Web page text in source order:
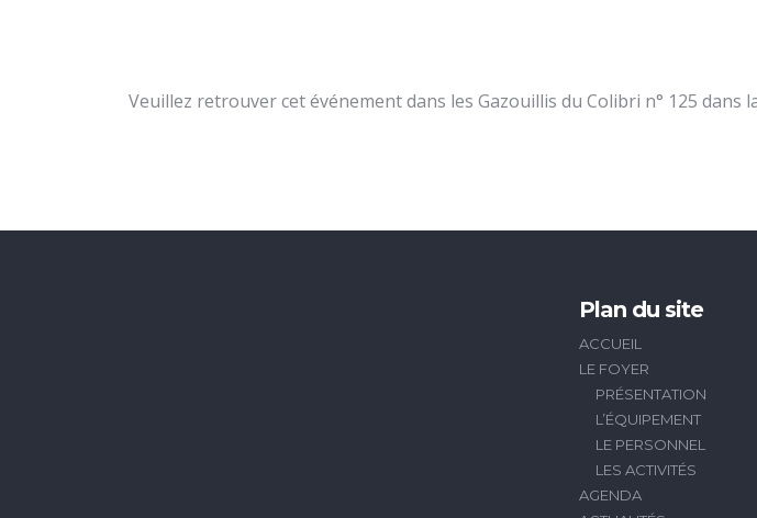
Veuillez retrouver cet événement dans les Gazouillis du Colibri n° 125 dans
Plan du site
ACCUEIL
LE FOYER
PRÉSENTATION
L’ÉQUIPEMENT
LE PERSONNEL
LES ACTIVITÉS
AGENDA